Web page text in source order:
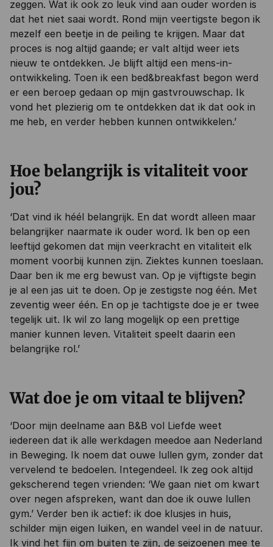
zeggen. Wat ik ook zo leuk vind aan ouder worden is
dat het niet saai wordt. Rond mijn veertigste begon ik
mezelf een beetje in de peiling te krijgen. Maar dat
proces is nog altijd gaande; er valt altijd weer iets
nieuw te ontdekken. Je blijft altijd een mens-in-
ontwikkeling. Toen ik een bed&breakfast begon werd
er een beroep gedaan op mijn gastvrouwschap. Ik
vond het plezierig om te ontdekken dat ik dat ook in
me heb, en verder hebben kunnen ontwikkelen.’
Hoe belangrijk is vitaliteit voor
jou?
‘Dat vind ik héél belangrijk. En dat wordt alleen maar
belangrijker naarmate ik ouder word. Ik ben op een
leeftijd gekomen dat mijn veerkracht en vitaliteit elk
moment voorbij kunnen zijn. Ziektes kunnen toeslaan.
Daar ben ik me erg bewust van. Op je vijftigste begin
je al een jas uit te doen. Op je zestigste nog één. Met
zeventig weer één. En op je tachtigste doe je er twee
tegelijk uit. Ik wil zo lang mogelijk op een prettige
manier kunnen leven. Vitaliteit speelt daarin een
belangrijke rol.’
Wat doe je om vitaal te blijven?
‘Door mijn deelname aan B&B vol Liefde weet
iedereen dat ik alle werkdagen meedoe aan Nederland
in Beweging. Ik noem dat ouwe lullen gym, zonder dat
vervelend te bedoelen. Integendeel. Ik zeg ook altijd
gekscherend tegen vrienden: ‘We gaan niet om kwart
over negen afspreken, want dan doe ik ouwe lullen
gym.’ Verder ben ik actief: ik doe klusjes in huis,
schilder mijn eigen luiken, en wandel veel in de natuur.
Ik vind het fijn om buiten te zijn, de seizoenen mee te